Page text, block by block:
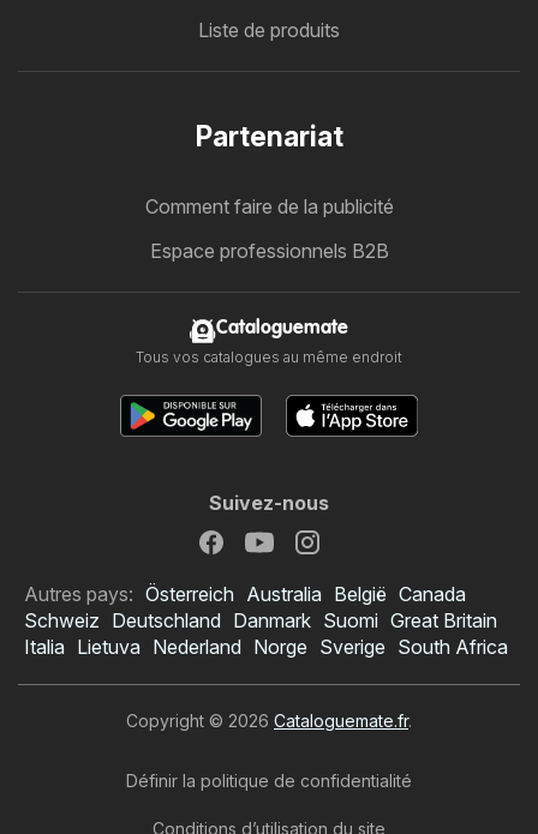
Liste de produits
Partenariat
Comment faire de la publicité
Espace professionnels B2B
Cataloguemate
Tous vos catalogues au même endroit
Suivez-nous
Autres pays: Österreich Australia België Canada
Schweiz Deutschland Danmark Suomi Great Britain
Italia Lietuva Nederland Norge Sverige South Africa
Copyright © 2026 Cataloguemate.fr.
Définir la politique de confidentialité
Conditions d’utilisation du site